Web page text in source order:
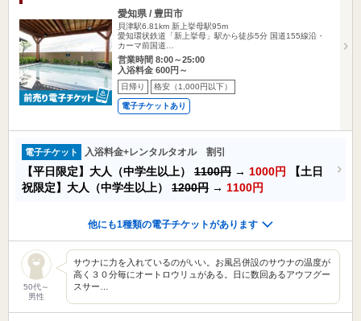
愛知県 / 豊田市
貝津駅6.81km 新上挙母駅95m
愛知環状鉄道「新上挙母」駅から徒歩5分 国道155線沿・
カーマ前国道…
営業時間 8:00～25:00
入浴料金 600円～
日帰り 格安（1,000円以下）
電子チケットあり
電子チケット 入浴料金+レンタルタオル 割引
【平日限定】大人（中学生以上） 1100円 → 1000円
【土日
祝限定】大人（中学生以上） 1200円 → 1100円
他にも1種類の電子チケットがあります
50代～
男性
サウナに力を入れているのがいい。お風呂併設のサウナの温度が
高く３０分毎にオートロウリュがある。日に数回あるアウフグー
スサー…